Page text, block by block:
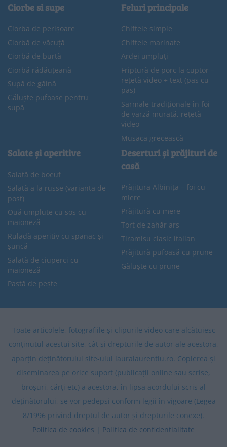
Ciorbe si supe
Ciorba de perișoare
Ciorbă de văcuță
Ciorbă de burtă
Ciorbă rădăuțeană
Supă de găină
Găluște pufoase pentru
supă
Feluri principale
Chiftele simple
Chiftele marinate
Ardei umpluți
Friptură de porc la cuptor –
rețetă video + text (pas cu
pas)
Sarmale tradiționale în foi
de varză murată, rețetă
video
Musaca grecească
Salate și aperitive
Salată de boeuf
Salată a la russe (varianta de
post)
Ouă umplute cu sos cu
maioneză
Ruladă aperitiv cu spanac și
șuncă
Salată de ciuperci cu
maioneză
Pastă de pește
Deserturi și prăjituri de
casă
Prăjitura Albinița – foi cu
miere
Prăjitură cu mere
Tort de zahăr ars
Tiramisu clasic italian
Prăjitură pufoasă cu prune
Găluște cu prune
Toate articolele, fotografiile și clipurile video care alcătuiesc
conținutul acestui site, cât și drepturile de autor ale acestora,
aparțin deținătorului site-ului lauralaurentiu.ro. Copierea și
diseminarea pe orice suport (publicații online sau scrise,
broșuri, cărți etc) a acestora, în lipsa acordului scris al
deținătorului, se vor pedepsi conform legii în vigoare (Legea
8/1996 privind dreptul de autor și drepturile conexe).
Politica de cookies | Politica de confidentialitate